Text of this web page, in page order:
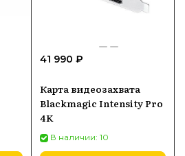
41 990 ₽
Карта видеозахвата
Blackmagic Intensity Pro
4K
В наличии: 10